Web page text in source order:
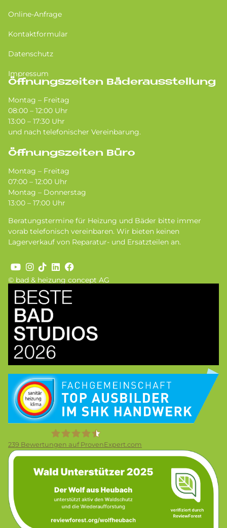
© bad & heizung concept AG
239 Bewertungen auf ProvenExpert.com
Bild
Online-Anfrage
Kontaktformular
Datenschutz
Impressum
Öffnungszeiten Bäderausstellung
Montag – Freitag
08:00 – 12:00 Uhr
13:00 – 17:30 Uhr
und nach telefonischer Vereinbarung.
Öffnungszeiten Büro
Montag – Freitag
07:00 – 12:00 Uhr
Montag – Donnerstag
13:00 – 17:00 Uhr
Beratungstermine für Heizung und Bäder bitte immer
vorab telefonisch vereinbaren. Wir bieten keinen
Lagerverkauf von Reparatur- und Ersatzteilen an.